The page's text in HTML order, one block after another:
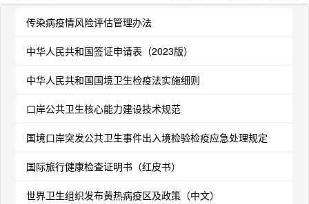
传染病疫情风险评估管理办法
中华人民共和国签证申请表（2023版）
中华人民共和国国境卫生检疫法实施细则
口岸公共卫生核心能力建设技术规范
国境口岸突发公共卫生事件出入境检验检疫应急处理规定
国际旅行健康检查证明书（红皮书）
世界卫生组织发布黄热病疫区及政策（中文）